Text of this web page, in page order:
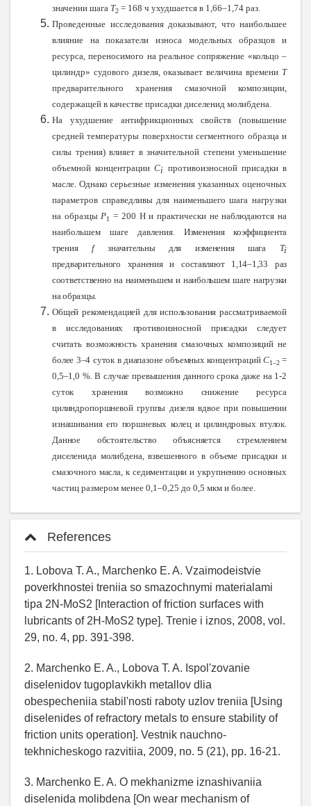
значении шага Т2 = 168 ч ухудшается в 1,66–1,74 раз.
Проведенные исследования доказывают, что наибольшее
влияние на показатели износа модельных образцов и
ресурса, переносимого на реальное сопряжение «кольцо –
цилиндр» судового дизеля, оказывает величина времени Т
предварительного хранения смазочной композиции,
содержащей в качестве присадки диселенид молибдена.
На ухудшение антифрикционных свойств (повышение
средней температуры поверхности сегментного образца и
силы трения) влияет в значительной степени уменьшение
объемной концентрации Сi противоизносной присадки в
масле. Однако серьезные изменения указанных оценочных
параметров справедливы для наименьшего шага нагрузки
на образцыР1= 200 Н и практически не наблюдаются на
наибольшем шаге давления. Изменения коэффициента
трения fзначительны для изменения шага Тi
предварительного хранения и составляют 1,14–1,33 раз
соответственно на наименьшем и наибольшем шаге нагрузки
на образцы.
Общей рекомендацией для использования рассматриваемой
в исследованиях противоизносной присадки следует
считать возможность хранения смазочных композиций не
более 3–4 суток в диапазоне объемных концентрацийС1–2=
0,5–1,0 %. В случае превышения данного срока даже на 1-2
суток хранения возможно снижение ресурса
цилиндропоршневой группы дизеля вдвое при повышении
изнашивания его поршневых колец и цилиндровых втулок.
Данное обстоятельство объясняется стремлением
диселенида молибдена, взвешенного в объеме присадки и
смазочного масла, к седиментации и укрупнению основных
частиц размером менее 0,1–0,25 до 0,5 мкм и более.
References
1. Lobova T. A., Marchenko E. A. Vzaimodeistvie
poverkhnostei treniia so smazochnymi materialami
tipa 2N-MoS2 [Interaction of friction surfaces with
lubricants of 2H-MoS2 type]. Trenie i iznos, 2008, vol.
29, no. 4, pp. 391-398.
2. Marchenko E. A., Lobova T. A. Ispol'zovanie
diselenidov tugoplavkikh metallov dlia
obespecheniia stabil'nosti raboty uzlov treniia [Using
diselenides of refractory metals to ensure stability of
friction units operation]. Vestnik nauchno-
tekhnicheskogo razvitiia, 2009, no. 5 (21), pp. 16-21.
3. Marchenko E. A. O mekhanizme iznashivaniia
diselenida molibdena [On wear mechanism of